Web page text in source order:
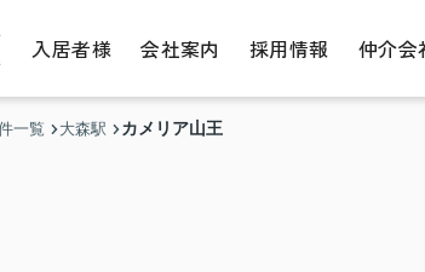
入居者様 会社案内 採用情報 仲介会
一覧 大森駅 カメリア山王